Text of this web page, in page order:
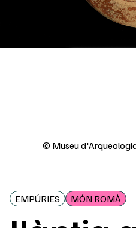
© Museu
EMPÚRIES MÓN ROMÀ